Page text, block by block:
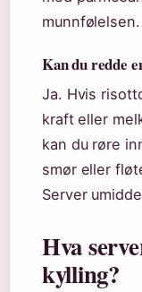
munnfølelsen.
Kan du redde
Ja. Hvis
kraft eller
kan du røre
smør eller
Server
Hva
kylling?